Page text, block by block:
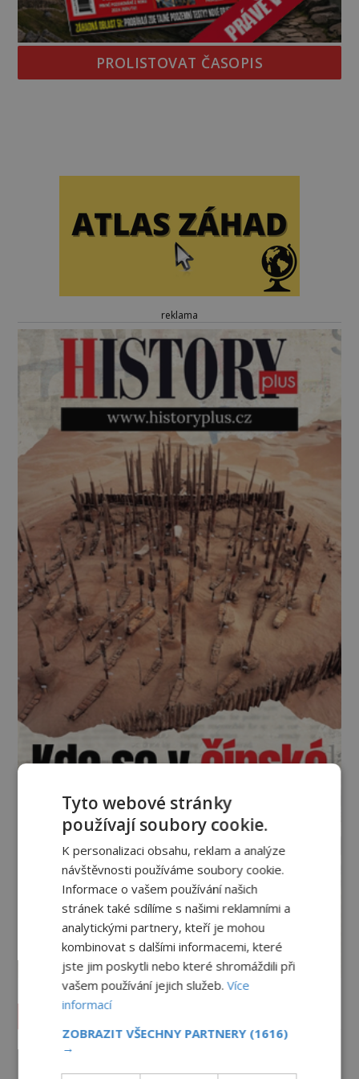
PROLISTOVAT ČASOPIS
reklama
Vesmír a technologie
Marsu? Je na něm přeci jen voda?
Tyto webové stránky
používají soubory cookie.
K personalizaci obsahu, reklam a analýze
návštěvnosti používáme soubory cookie.
Informace o vašem používání našich
stránek také sdílíme s našimi reklamními a
analytickými partnery, kteří je mohou
kombinovat s dalšími informacemi, které
jste jim poskytli nebo které shromáždili při
vašem používání jejich služeb.Více
informací
ZOBRAZIT VŠECHNY PARTNERY (1616)
→